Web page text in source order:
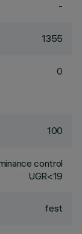
-
1355
0
100
control
UGR<19
fest